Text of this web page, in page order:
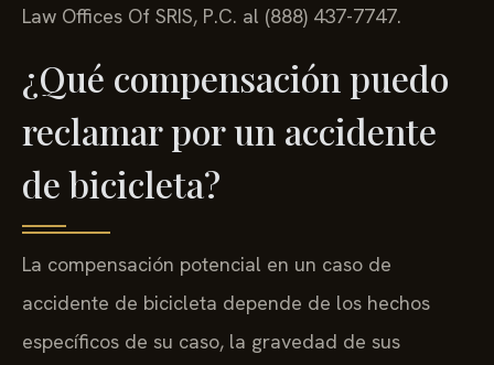
Law Offices Of SRIS, P.C. al (888) 437-7747.
¿Qué compensación puedo
reclamar por un accidente
de bicicleta?
La compensación potencial en un caso de
accidente de bicicleta depende de los hechos
específicos de su caso, la gravedad de sus